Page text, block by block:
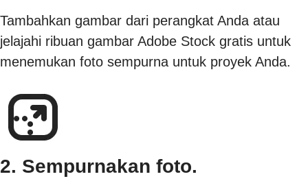
Tambahkan gambar dari perangkat Anda atau
jelajahi ribuan gambar Adobe Stock gratis untuk
menemukan foto sempurna untuk proyek Anda.
2. Sempurnakan foto.